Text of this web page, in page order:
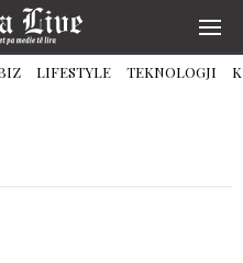
LIFESTYLE TEKNOLOGJI